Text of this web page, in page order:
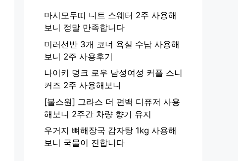
마시모두띠 니트 스웨터 2주 사용해
보니 정말 만족합니다
미러선반 3개 코너 욕실 수납 사용해
보니 2주 사용후기
나이키 덩크 로우 남성여성 커플 스니
커즈 2주 사용해보니
[불스원] 그라스 더 편백 디퓨저 사용
해보니 2주간 차량 향기 유지
우거지 뼈해장국 감자탕 1kg 사용해
보니 국물이 진합니다